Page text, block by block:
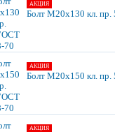
АКЦИЯ
Болт М20х130 кл.
АКЦИЯ
Болт М20х150 кл.
АКЦИЯ